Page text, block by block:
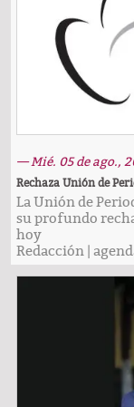
— Mié. 05 de ago.,
Rechaza Unión de
La Unión de
su profundo
hoy
Redacción